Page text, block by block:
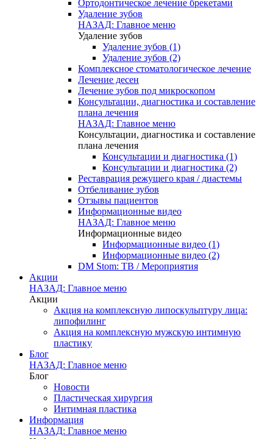
Ортодонтическое лечение брекетами
Удаление зубов
НАЗАД: Главное меню
Удаление зубов
Удаление зубов (1)
Удаление зубов (2)
Комплексное стоматологическое лечение
Лечение десен
Лечение зубов под микроскопом
Консультации, диагностика и составление
плана лечения
НАЗАД: Главное меню
Консультации, диагностика и составление
плана лечения
Консультации и диагностика (1)
Консультации и диагностика (2)
Реставрация режущего края / диастемы
Отбеливание зубов
Отзывы пациентов
Информационные видео
НАЗАД: Главное меню
Информационные видео
Информационные видео (1)
Информационные видео (2)
DM Stom: ТВ / Мероприятия
Акции
НАЗАД: Главное меню
Акции
Акция на комплексную липоскульптуру лица:
липофилинг
Акция на комплексную мужскую интимную
пластику
Блог
НАЗАД: Главное меню
Блог
Новости
Пластическая хирургия
Интимная пластика
Информация
НАЗАД: Главное меню